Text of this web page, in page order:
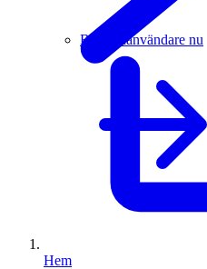
Bli guldanvändare nu
Hem